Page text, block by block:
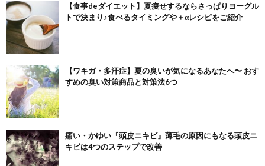
【食事deダイエット】夏痩せするならさっぱりヨーグル
トで決まり♪食べるタイミングや＋αレシピをご紹介
【ワキガ・多汗症】夏の臭いが気になるあなたへ〜 おす
すめの臭い対策商品と対策法6つ
痛い・かゆい『頭皮ニキビ』薄毛の原因にもなる頭皮ニ
キビは4つのステップで改善